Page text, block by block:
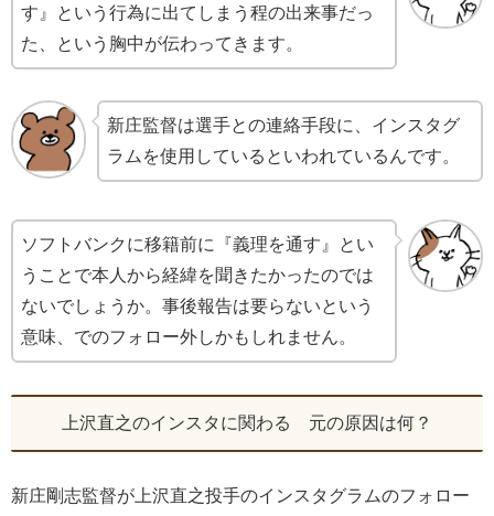
す』という行為に出てしまう程の出来事だっ
た、という胸中が伝わってきます。
新庄監督は選手との連絡手段に、インスタグ
ラムを使用しているといわれているんです。
ソフトバンクに移籍前に『義理を通す』とい
うことで本人から経緯を聞きたかったのでは
ないでしょうか。事後報告は要らないという
意味、でのフォロー外しかもしれません。
上沢直之のインスタに関わる 元の原因は何？
新庄剛志監督が上沢直之投手のインスタグラムのフォロー